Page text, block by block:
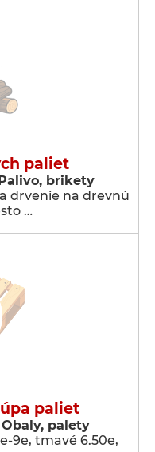
paliet
brikety
drvenie na drevnú
…
paliet
palety
9e, tmavé 6.50e,